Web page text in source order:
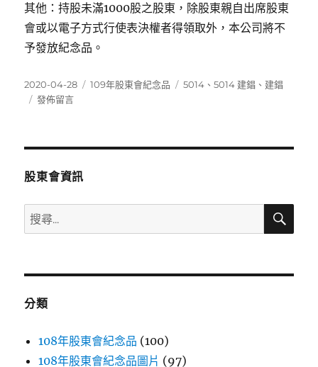
其他：持股未滿1000股之股東，除股東親自出席股東
會或以電子方式行使表決權者得領取外，本公司將不
予發放紀念品。
發
佈
2020-04-28
分
109年股東會紀念品
標
5014 、5014 建錩 、 建錩
在
發佈留言
股東會資訊
搜
尋
鍵
搜
分類
108年股東會紀念品 (100)
108年股東會紀念品圖片 (97)